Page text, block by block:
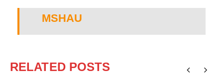
MSHAU
RELATED POSTS